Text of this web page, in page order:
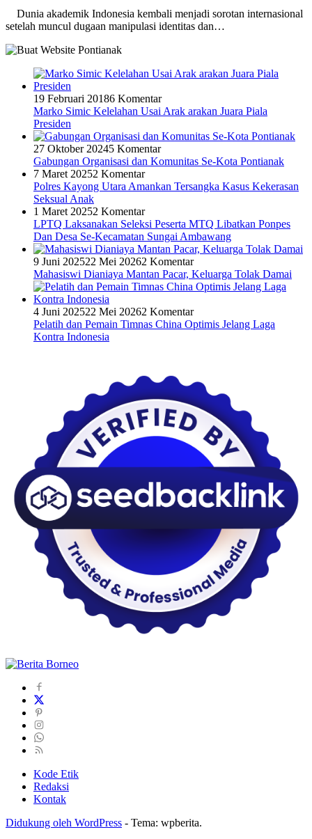
Dunia akademik Indonesia kembali menjadi sorotan internasional
setelah muncul dugaan manipulasi identitas dan…
19 Februari 20186 Komentar
Marko Simic Kelelahan Usai Arak arakan Juara Piala
Presiden
27 Oktober 20245 Komentar
Gabungan Organisasi dan Komunitas Se-Kota Pontianak
7 Maret 20252 Komentar
Polres Kayong Utara Amankan Tersangka Kasus Kekerasan
Seksual Anak
1 Maret 20252 Komentar
LPTQ Laksanakan Seleksi Peserta MTQ Libatkan Ponpes
Dan Desa Se-Kecamatan Sungai Ambawang
9 Juni 202522 Mei 20262 Komentar
Mahasiswi Dianiaya Mantan Pacar, Keluarga Tolak Damai
4 Juni 202522 Mei 20262 Komentar
Pelatih dan Pemain Timnas China Optimis Jelang Laga
Kontra Indonesia
Kode Etik
Redaksi
Kontak
Didukung oleh WordPress - Tema: wpberita.